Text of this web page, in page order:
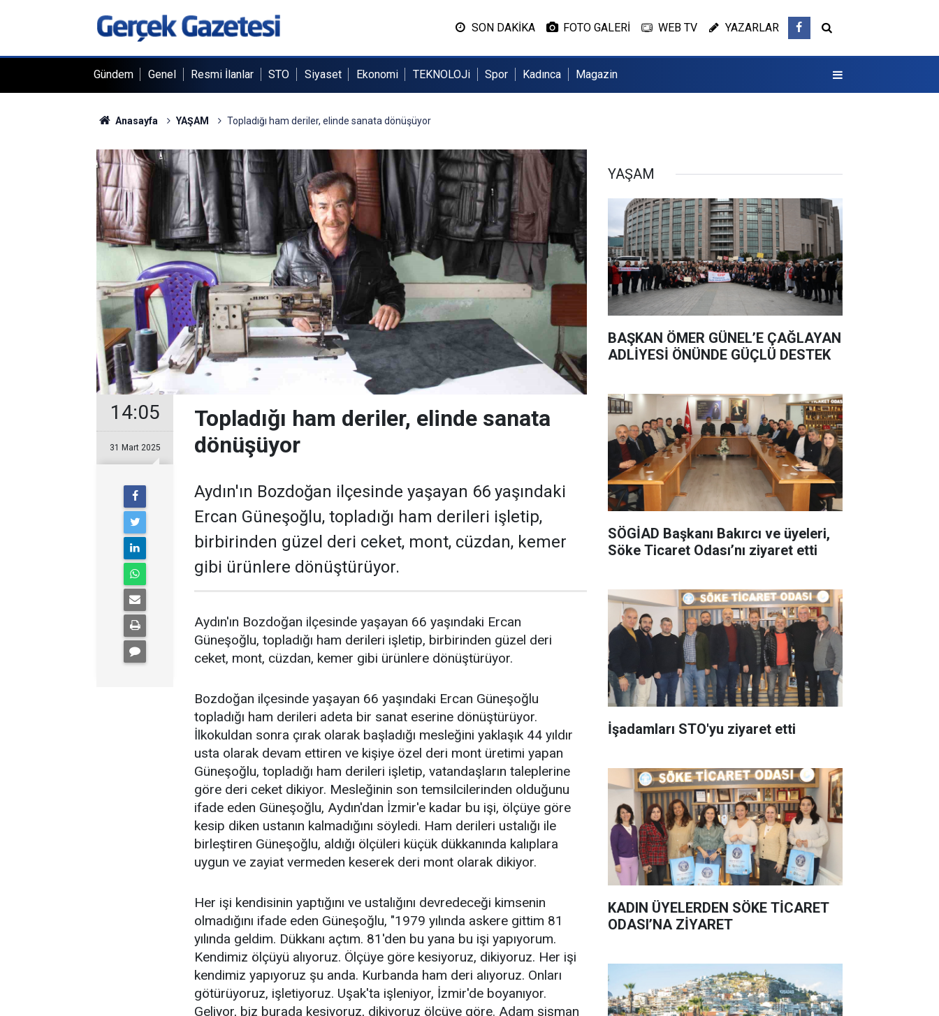
SON DAKİKA FOTO GALERİ WEB TV YAZARLAR
Gündem Genel Resmi İlanlar STO Siyaset Ekonomi TEKNOLOJi Spor Kadınca Magazin
Anasayfa YAŞAM Topladığı ham deriler, elinde sanata dönüşüyor
14:05
31 Mart 2025
Topladığı ham deriler, elinde sanata
dönüşüyor
Aydın'ın Bozdoğan ilçesinde yaşayan 66 yaşındaki
Ercan Güneşoğlu, topladığı ham derileri işletip,
birbirinden güzel deri ceket, mont, cüzdan, kemer
gibi ürünlere dönüştürüyor.
Aydın'ın Bozdoğan ilçesinde yaşayan 66 yaşındaki Ercan
Güneşoğlu, topladığı ham derileri işletip, birbirinden güzel deri
ceket, mont, cüzdan, kemer gibi ürünlere dönüştürüyor.
Bozdoğan ilçesinde yaşayan 66 yaşındaki Ercan Güneşoğlu
topladığı ham derileri adeta bir sanat eserine dönüştürüyor.
İlkokuldan sonra çırak olarak başladığı mesleğini yaklaşık 44 yıldır
usta olarak devam ettiren ve kişiye özel deri mont üretimi yapan
Güneşoğlu, topladığı ham derileri işletip, vatandaşların taleplerine
göre deri ceket dikiyor. Mesleğinin son temsilcilerinden olduğunu
ifade eden Güneşoğlu, Aydın'dan İzmir'e kadar bu işi, ölçüye göre
kesip diken ustanın kalmadığını söyledi. Ham derileri ustalığı ile
birleştiren Güneşoğlu, aldığı ölçüleri küçük dükkanında kalıplara
uygun ve zayiat vermeden keserek deri mont olarak dikiyor.
Her işi kendisinin yaptığını ve ustalığını devredeceği kimsenin
olmadığını ifade eden Güneşoğlu, "1979 yılında askere gittim 81
yılında geldim. Dükkanı açtım. 81'den bu yana bu işi yapıyorum.
Kendimiz ölçüyü alıyoruz. Ölçüye göre kesiyoruz, dikiyoruz. Her işi
kendimiz yapıyoruz şu anda. Kurbanda ham deri alıyoruz. Onları
götürüyoruz, işletiyoruz. Uşak'ta işleniyor, İzmir'de boyanıyor.
Geliyor, biz burada kesiyoruz, dikiyoruz ölçüye göre. Adam şişman
YAŞAM
BAŞKAN ÖMER GÜNEL’E ÇAĞLAYAN
ADLİYESİ ÖNÜNDE GÜÇLÜ DESTEK
SÖGİAD Başkanı Bakırcı ve üyeleri,
Söke Ticaret Odası’nı ziyaret etti
İşadamları STO'yu ziyaret etti
KADIN ÜYELERDEN SÖKE TİCARET
ODASI’NA ZİYARET